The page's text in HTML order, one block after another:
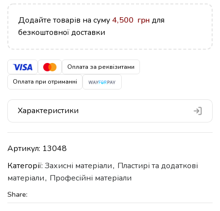
Додайте товарів на суму 4,500 грн для
безкоштовної доставки
Оплата за реквізитами
Оплата при отриманні
Характеристики
Артикул: 13048
Категорії: Захисні матеріали, Пластирі та додаткові
матеріали, Професійні матеріали
Share: